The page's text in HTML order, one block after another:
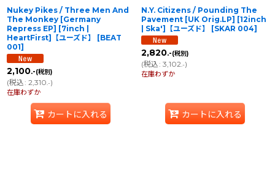
Nukey Pikes / Three Men And
The Monkey [Germany
Repress EP] [7inch |
HeartFirst]【ユーズド】
[BEAT
001]
2,100.-(税別)
(税込: 2,310.-)
在庫わずか
カートに入れる
N.Y. Citizens / Pounding The
Pavement [UK Orig.LP] [12inch
| Ska']【ユーズド】
[SKAR 004]
2,820.-(税別)
(税込: 3,102.-)
在庫わずか
カートに入れる